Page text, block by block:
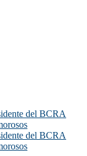
del BCRA
del BCRA